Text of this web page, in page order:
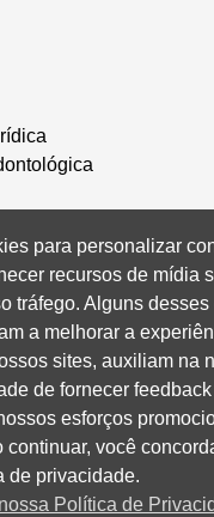
E ACORDOS
Federal
para personalizar
recursos de mídia
tráfego. Alguns
a melhorar a
sites, auxiliam na
de fornecer
esforços
continuar, você
de privacidade.
Política de